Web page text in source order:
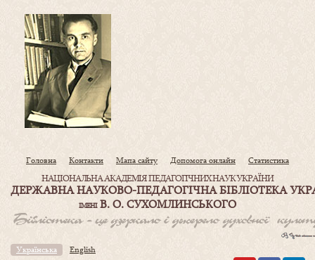
Головна Контакти Мапа сайту Допомога онлайн Статистика
НАЦІОНАЛЬНА АКАДЕМІЯ ПЕДАГОГІЧНИХ НАУК УКРАЇНИ
ДЕРЖАВНА НАУКОВО-ПЕДАГОГІЧНА БІБЛІОТЕКА
ІМЕНІВ. О. СУХОМЛИНСЬКОГО
Українська English